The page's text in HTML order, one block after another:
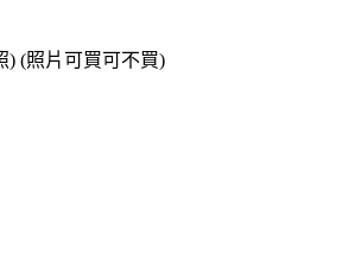
) (照片可買可不買)